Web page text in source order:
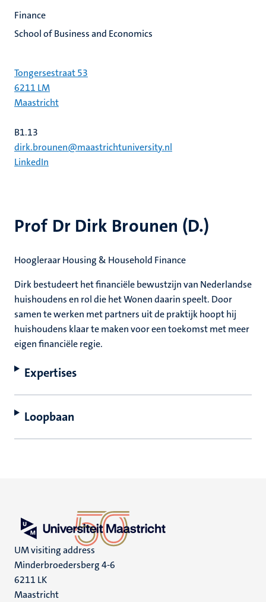
Prof Dr Dirk Brounen (D.)
Hoogleraar Housing & Household Finance
Dirk bestudeert het financiële bewustzijn van Nederlandse
huishoudens en rol die het Wonen daarin speelt. Door
samen te werken met partners uit de praktijk hoopt hij
huishoudens klaar te maken voor een toekomst met meer
eigen financiële regie.
Expertises
Loopbaan
Finance
School of Business and Economics
Tongersestraat 53
6211 LM
Maastricht
B1.13
dirk.brounen@maastrichtuniversity.nl
LinkedIn
UM visiting address
Minderbroedersberg 4-6
6211 LK
Maastricht